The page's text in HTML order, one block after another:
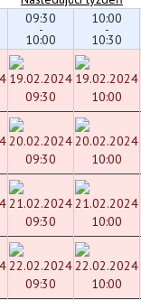
09:30
-
10:00
10:00
-
10:30